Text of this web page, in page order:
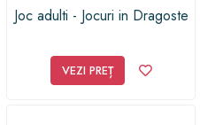
Joc adulti - Jocuri in Dragoste
VEZI PREȚ